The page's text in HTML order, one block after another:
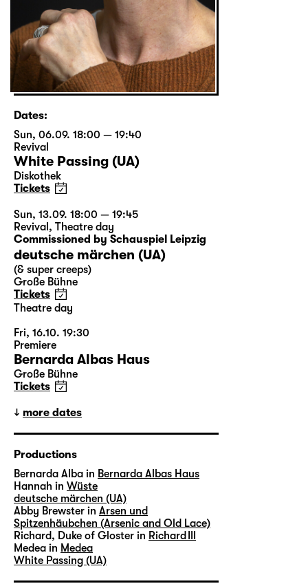
Dates:
Sun, 06.09. 18:00 — 19:40
Revival
White Passing (UA)
Diskothek
Tickets
Sun, 13.09. 18:00 — 19:45
Revival , Theatre day
Commissioned by Schauspiel Leipzig
deutsche märchen (UA)
(& super creeps)
Große Bühne
Tickets
Theatre day
Fri, 16.10. 19:30
Premiere
Bernarda Albas Haus
Große Bühne
Tickets
more dates
Productions
Bernarda Alba in Bernarda Albas Haus
Hannah in Wüste
deutsche märchen (UA)
Abby Brewster in Arsen und
Spitzenhäubchen (Arsenic and Old Lace)
Richard, Duke of Gloster in Richard III
Medea in Medea
White Passing (UA)